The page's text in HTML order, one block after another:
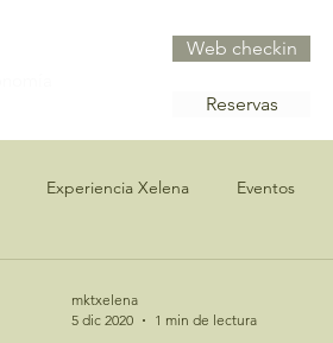
Web checkin
Reservas
Experiencia Xelena Eventos
mktxelena
5 dic 2020
1 min de lectura